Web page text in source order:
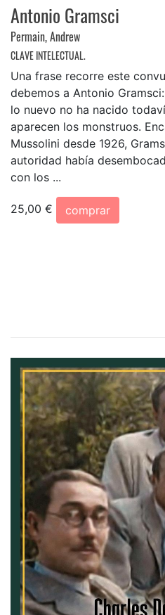
Antonio Gramsci
Permain, Andrew
CLAVE INTELECTUAL.
Una frase recorre este
debemos a Antonio
lo nuevo no ha nacido
aparecen los monstruos.
Mussolini desde 1926,
autoridad había
con los ...
25,00 €
comprar